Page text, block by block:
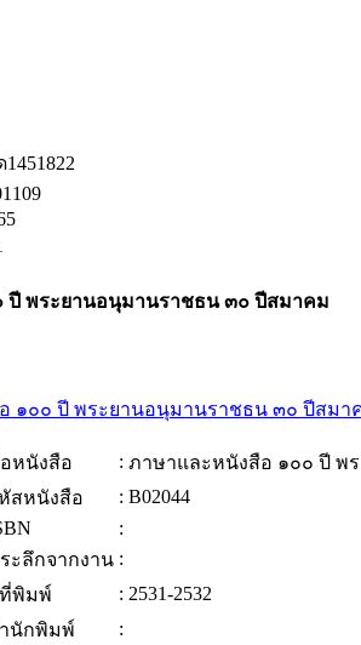
1451822
ปี พระยานอนุมานราชธน ๓๐ ปีสมาคม
๑๐๐ ปี พระยานอนุมานราชธน ๓๐ ปีสมา
หนังสือ : ภาษาและหนังสือ ๑๐๐ ปี พ
สหนังสือ
: B02044
:
ะลึกจากงาน :
พิมพ์
: 2531-2532
นักพิมพ์
: